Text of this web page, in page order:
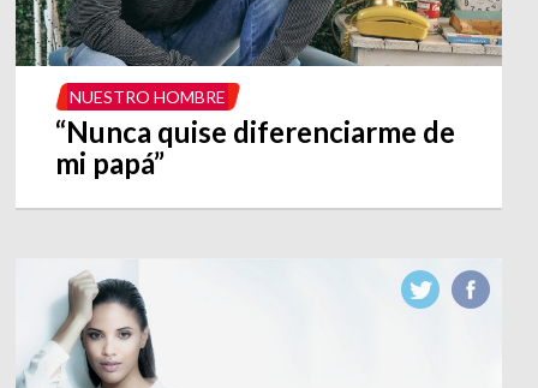
NUESTRO HOMBRE
“Nunca quise diferenciarme de
mi papá”